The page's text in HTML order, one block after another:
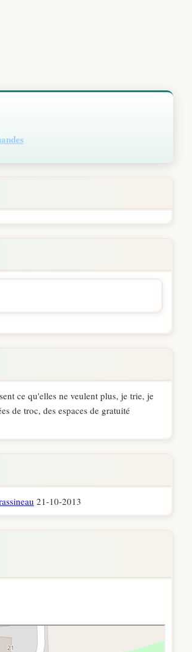
ce qu'elles ne veulent plus, je trie, je
de troc, des espaces de gratuité
21-10-2013